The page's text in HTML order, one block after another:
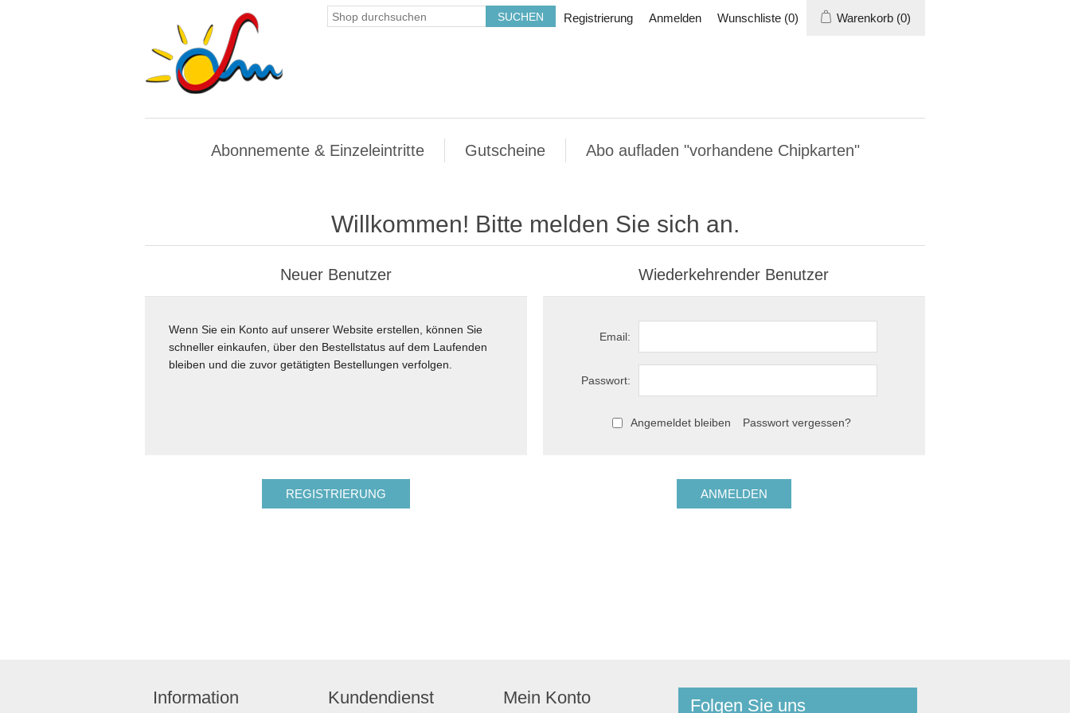
Registrierung Anmelden Wunschliste (0) Warenkorb (0)
Abonnemente & Einzeleintritte Gutscheine Abo aufladen "vorhandene Chipkarten"
Willkommen! Bitte melden Sie sich an.
Neuer Benutzer
Wenn Sie ein Konto auf unserer Website erstellen, können Sie
schneller einkaufen, über den Bestellstatus auf dem Laufenden
bleiben und die zuvor getätigten Bestellungen verfolgen.
Wiederkehrender Benutzer
Email:
Passwort:
Angemeldet bleiben Passwort vergessen?
Information Kundendienst Mein Konto Folgen Sie uns